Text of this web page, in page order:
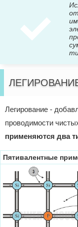
Легирование -
проводимости
применяются два
Пятивалентные